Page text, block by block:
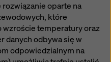
oparte na
które
wzroście temperatury oraz
danych odbywa się w
odpowiedzialnym na